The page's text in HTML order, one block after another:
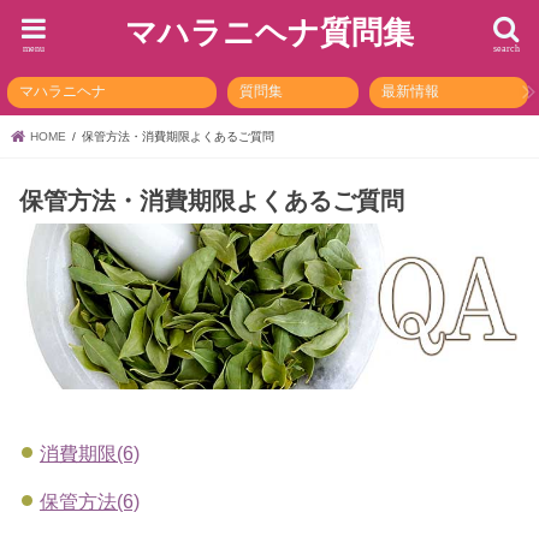
マハラニヘナ質問集 search
menu
マハラニヘナ 質問集 最新情報
HOME 保管方法・消費期限よくあるご質問
保管方法・消費期限よくあるご質問
消費期限(6)
保管方法(6)